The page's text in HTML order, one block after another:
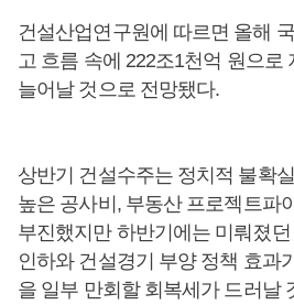
건설산업연구원에 따르면 올해
고 흐름 속에 222조1천억 원으로
늘어날 것으로 전망됐다.
상반기 건설수주는 정치적 불확
높은 공사비, 부동산 프로젝트파
부진했지만 하반기에는 미뤄졌
인하와 건설경기 부양 정책 효과
을 일부 만회할 회복세가 드러날